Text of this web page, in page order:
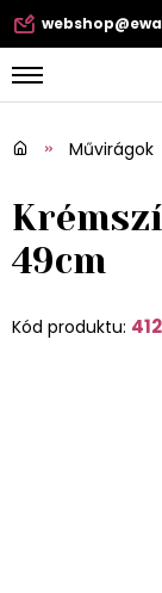
Művirágok
49cm
Kód produktu: